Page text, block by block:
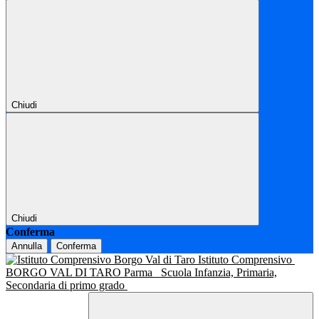
Chiudi
Chiudi
Conferma
Annulla Conferma
Istituto Comprensivo
BORGO VAL DI TARO Parma
Scuola Infanzia, Primaria,
Secondaria di primo grado